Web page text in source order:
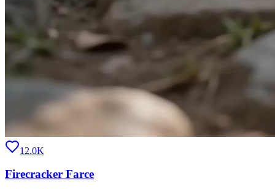
12.0K
Firecracker Farce